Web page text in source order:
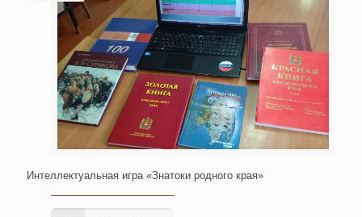
Интеллектуальная игра «Знатоки родного края»